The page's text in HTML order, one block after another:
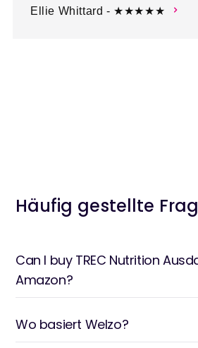
Ellie Whittard - ★★★★★
Häufig gestellte
Can I buy TREC Nutrition
Amazon?
Wo basiert Welzo?